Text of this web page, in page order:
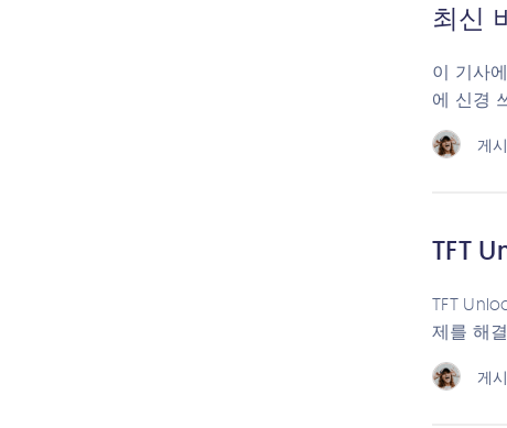
최신
이 기사
에 신경
게
TFT
TFT
제를 해
게